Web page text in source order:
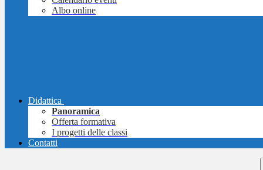
Albo online
Didattica
Panoramica
Offerta formativa
I progetti delle classi
Contatti